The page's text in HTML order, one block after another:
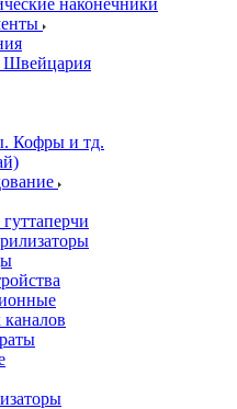
наконечники
Швейцария
Кофры и тд.